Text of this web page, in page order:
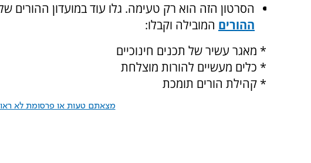
הסרטון הזה הוא רק טעימה. גלו עוד במועדון ההורים של
ההורים המובילה וקבלו:
* מאגר עשיר של תכנים חינוכיים
* כלים מעשיים להורות מוצלחת
* קהילת הורים תומכת
מצאתם טעות או פרסומת לא